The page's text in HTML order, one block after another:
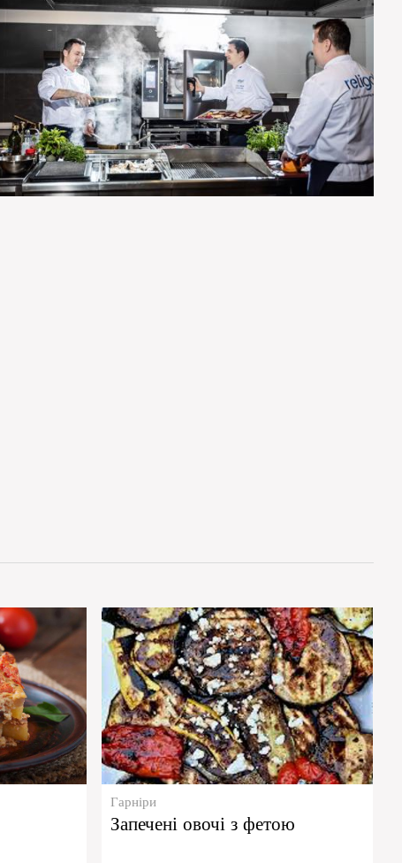
Гарніри
Запечені овочі з фетою